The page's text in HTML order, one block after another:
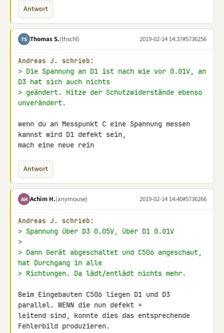
Antwort
TS Thomas S.(thschl) 2019-02-14 14:37#5736256
Andreas J. schrieb:
> Die Spannung an D1 ist nach wie vor 0.01V, an
D3 hat sich auch nichts
> geändert. Hitze der Schutzwiderstände ebenso
unverändert.
wenn du an Messpunkt C eine Spannung messen
kannst wird D1 defekt sein,
mach eine neue rein
Antwort
AH Achim H.(anymouse) 2019-02-14 14:40#5736266
Andreas J. schrieb:
> Spannung über D3 0.05V, über D1 0.01V
>
> Dann Gerät abgeschaltet und C506 angeschaut,
hat Durchgang in alle
> Richtungen. Da lädt/entlädt nichts mehr.
Beim Eingebauten C506 liegen D1 und D3
parallel. WENN die nun defekt =
leitend sind, konnte dies das entsprechende
Fehlerbild produzieren.